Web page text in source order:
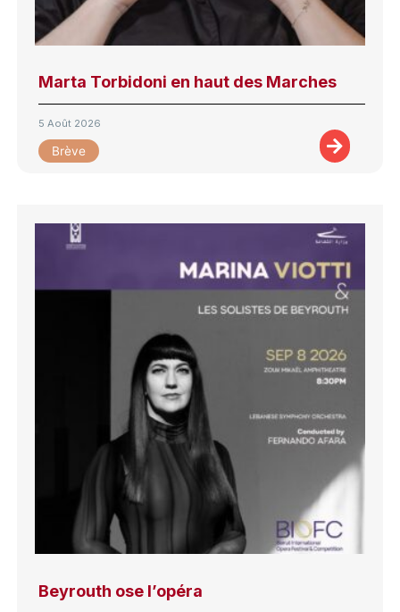
Marta Torbidoni en haut des Marches
5 Août 2026
Brève
Beyrouth ose l’opéra